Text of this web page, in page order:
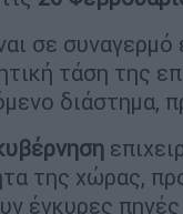
σε
τάση της
διάστημα,
της χώρας,
έγκυρες